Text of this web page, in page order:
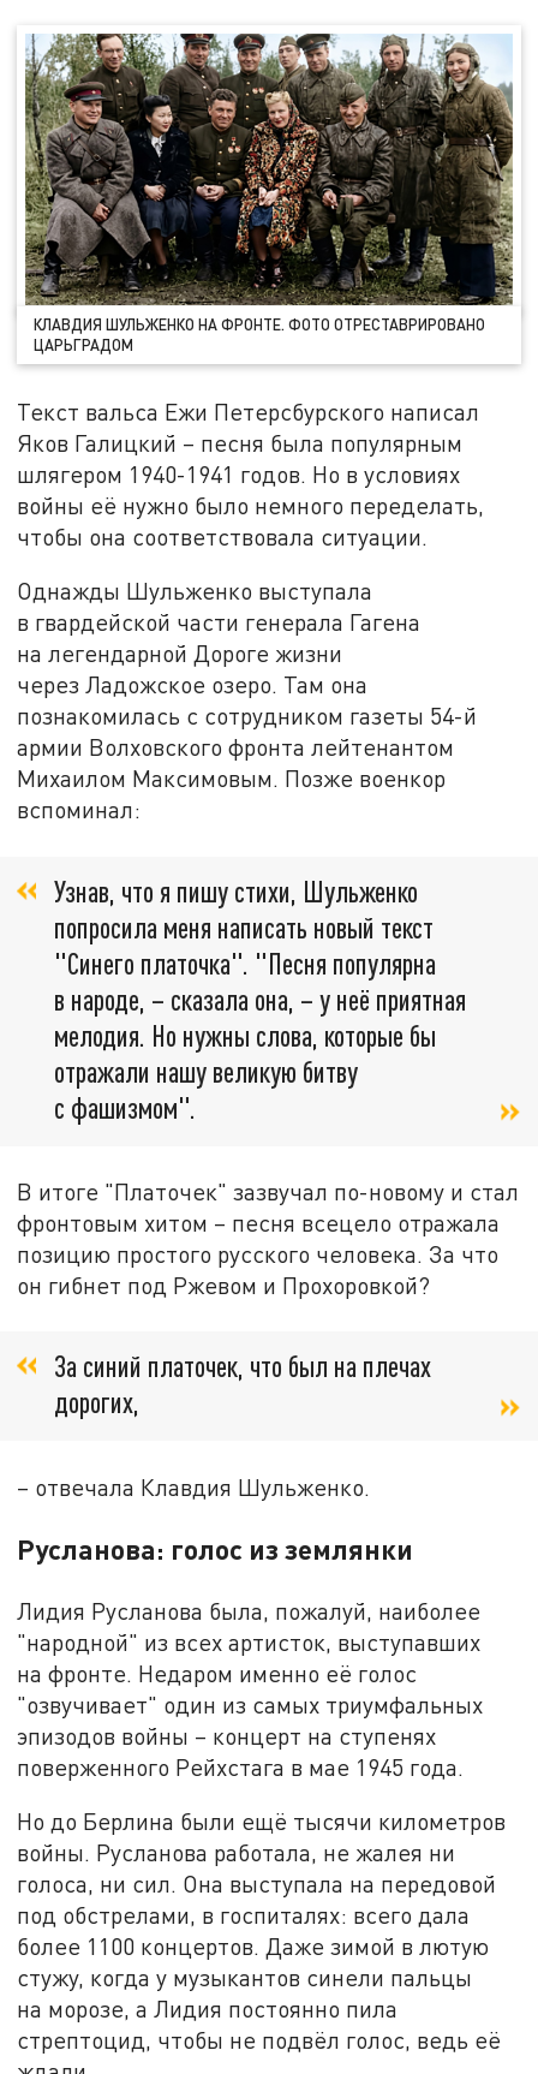
КЛАВДИЯ ШУЛЬЖЕНКО НА ФРОНТЕ. ФОТО ОТРЕСТАВРИРОВАНО
ЦАРЬГРАДОМ
Текст вальса Ежи Петерсбурского написал
Яков Галицкий – песня была популярным
шлягером 1940-1941 годов. Но в условиях
войны её нужно было немного переделать,
чтобы она соответствовала ситуации.
Однажды Шульженко выступала
в гвардейской части генерала Гагена
на легендарной Дороге жизни
через Ладожское озеро. Там она
познакомилась с сотрудником газеты 54-й
армии Волховского фронта лейтенантом
Михаилом Максимовым. Позже военкор
вспоминал:
Узнав, что я пишу стихи, Шульженко
попросила меня написать новый текст
"Синего платочка". "Песня популярна
в народе, – сказала она, – у неё приятная
мелодия. Но нужны слова, которые бы
отражали нашу великую битву
с фашизмом".
В итоге "Платочек" зазвучал по-новому и стал
фронтовым хитом – песня всецело отражала
позицию простого русского человека. За что
он гибнет под Ржевом и Прохоровкой?
За синий платочек, что был на плечах
дорогих,
– отвечала Клавдия Шульженко.
Русланова: голос из землянки
Лидия Русланова была, пожалуй, наиболее
"народной" из всех артисток, выступавших
на фронте. Недаром именно её голос
"озвучивает" один из самых триумфальных
эпизодов войны – концерт на ступенях
поверженного Рейхстага в мае 1945 года.
Но до Берлина были ещё тысячи километров
войны. Русланова работала, не жалея ни
голоса, ни сил. Она выступала на передовой
под обстрелами, в госпиталях: всего дала
более 1100 концертов. Даже зимой в лютую
стужу, когда у музыкантов синели пальцы
на морозе, а Лидия постоянно пила
стрептоцид, чтобы не подвёл голос, ведь её